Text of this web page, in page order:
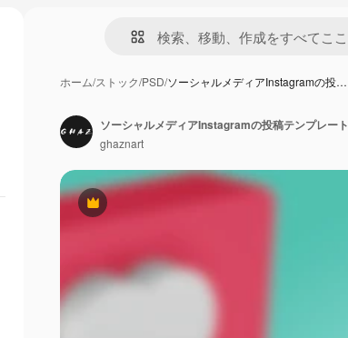
ホーム/ストック/PSD/ソーシャルメディアInstagramの投…
Premium
ソーシャルメディアInstagramの投稿テンプレート
ghaznart